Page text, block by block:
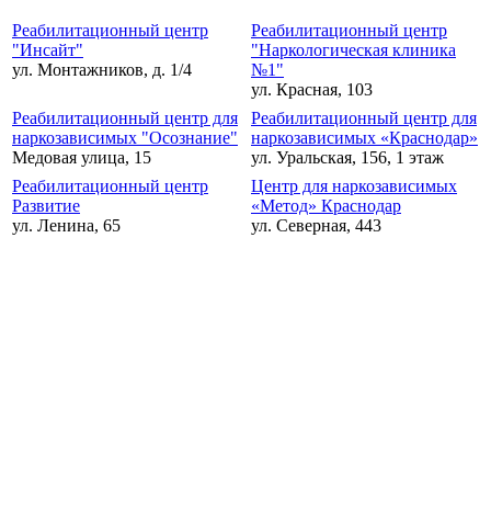
Реабилитационный центр
"Инсайт"
ул. Монтажников, д. 1/4
Реабилитационный центр
"Наркологическая клиника
№1"
ул. Красная, 103
Реабилитационный центр для
наркозависимых "Осознание"
Медовая улица, 15
Реабилитационный центр для
наркозависимых «Краснодар»
ул. Уральская, 156, 1 этаж
Реабилитационный центр
Развитие
ул. Ленина, 65
Центр для наркозависимых
«Метод» Краснодар
ул. Северная, 443